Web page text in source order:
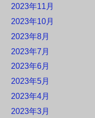
2023年11月
2023年10月
2023年8月
2023年7月
2023年6月
2023年5月
2023年4月
2023年3月